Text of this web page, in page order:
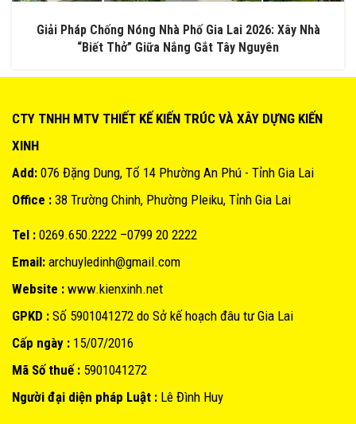
Giải Pháp Chống Nóng Nhà Phố Gia Lai 2026: Xây Nhà
“Biết Thở” Giữa Nắng Gắt Tây Nguyên
CTY TNHH MTV THIẾT KẾ KIẾN TRÚC VÀ XÂY DỰNG KIẾN
XINH
Add: 076 Đặng Dung, Tổ 14 Phường An Phú - Tỉnh Gia Lai
Office : 38 Trường Chinh, Phường Pleiku, Tỉnh Gia Lai
Tel : 0269.650.2222 –0799 20 2222
Email: archuyledinh@gmail.com
Website : www.kienxinh.net
GPKD : Số 5901041272 do Sở kế hoạch đâu tư Gia Lai
Cấp ngày : 15/07/2016
Mã Số thuế : 5901041272
Người đại diện pháp Luật : Lê Đình Huy